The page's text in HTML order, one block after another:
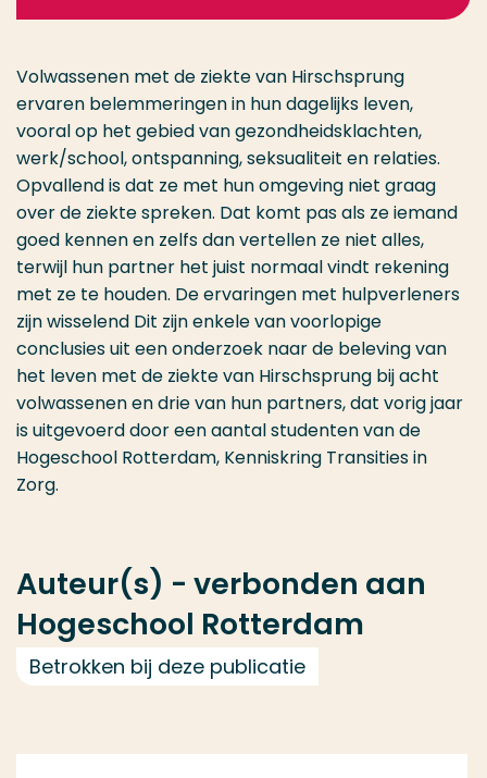
Volwassenen met de ziekte van Hirschsprung
ervaren belemmeringen in hun dagelijks leven,
vooral op het gebied van gezondheidsklachten,
werk/school, ontspanning, seksualiteit en relaties.
Opvallend is dat ze met hun omgeving niet graag
over de ziekte spreken. Dat komt pas als ze iemand
goed kennen en zelfs dan vertellen ze niet alles,
terwijl hun partner het juist normaal vindt rekening
met ze te houden. De ervaringen met hulpverleners
zijn wisselend Dit zijn enkele van voorlopige
conclusies uit een onderzoek naar de beleving van
het leven met de ziekte van Hirschsprung bij acht
volwassenen en drie van hun partners, dat vorig jaar
is uitgevoerd door een aantal studenten van de
Hogeschool Rotterdam, Kenniskring Transities in
Zorg.
Auteur(s) - verbonden aan
Hogeschool Rotterdam
Betrokken bij deze publicatie